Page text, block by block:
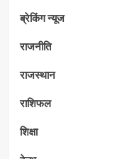
ब्रेकिंग न्यूज
राजनीति
राजस्थान
राशिफल
शिक्षा